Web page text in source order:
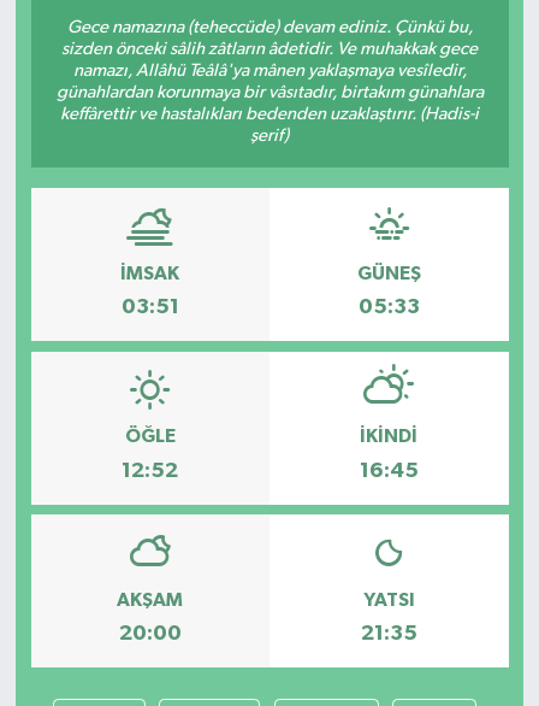
Gece namazına (teheccüde) devam ediniz. Çünkü bu,
sizden önceki sâlih zâtların âdetidir. Ve muhakkak gece
namazı, Allâhü Teâlâ'ya mânen yaklaşmaya vesîledir,
günahlardan korunmaya bir vâsıtadır, birtakım günahlara
keffârettir ve hastalıkları bedenden uzaklaştırır. (Hadis-i
şerif)
İMSAK
03:51
GÜNEŞ
05:33
ÖĞLE
12:52
İKINDI
16:45
AKŞAM
20:00
YATSI
21:35